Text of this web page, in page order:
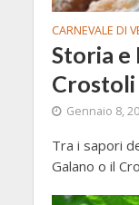
CARNEVALE DI
Storia e
Crostoli
Gennaio 8,
Tra i sapori
Galano o il